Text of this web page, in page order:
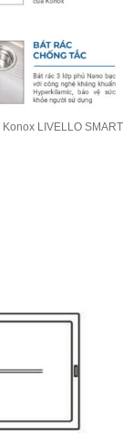
Konox LIVELLO SMART